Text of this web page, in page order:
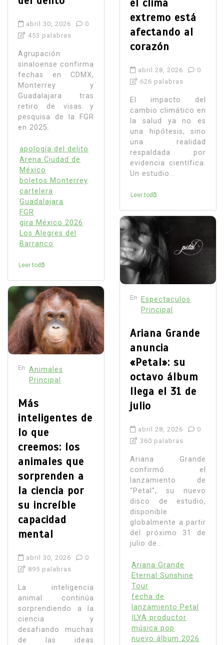
abril 30, 2026
0
453 palabras
Agrupación
sinaloense confirma
fechas en CDMX,
Monterrey y
Guadalajara tras
retiro de visas y
pesquisa de la FGR
en 2025.
apología del delito
Arena Ciudad de
México
boletos Monterrey
cartelera
Guadalajara
FGR
gira México 2026
Los Alegres del
Barranco
Leer todo
En Animales
Principal
Más
inteligentes de
lo que
creemos: los
animales que
sorprenden a
la ciencia por
su increíble
capacidad
mental
abril 30, 2026
0
895 palabras
La inteligencia
animal continúa
sorprendiendo a la
ciencia y
desafiando muchas
de las ideas
el clima
extremo está
afectando al
corazón
abril 28, 2026
0
626 palabras
El impacto del
cambio climático en
la salud ya no es
una hipótesis, sino
una realidad
respaldada por
evidencia científica.
Un estudio...
Leer todo
En
Espectaculos
Principal
Ariana Grande
anuncia
«Petal»: su
octavo álbum
llega el 31 de
julio
abril 28, 2026
0
360 palabras
Ariana Grande
confirmó el
lanzamiento de
"Petal", su nuevo
disco de estudio,
disponible
globalmente a partir
del próximo 31 de
julio de...
Ariana Grande
Eternal Sunshine
Tour
fecha de
lanzamiento Petal
ILYA productor
música pop
nuevo álbum 2026